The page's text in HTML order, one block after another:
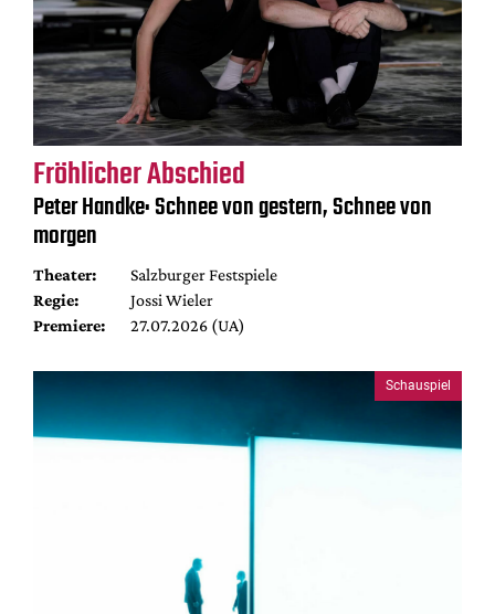
Fröhlicher Abschied
Peter Handke: Schnee von gestern, Schnee von
morgen
Theater:
Salzburger Festspiele
Regie:
Jossi Wieler
Premiere:
27.07.2026 (UA)
Schauspiel